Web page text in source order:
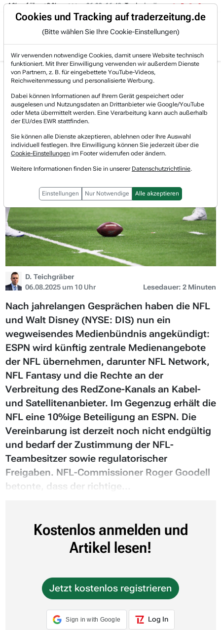
Trading-Room
% auf über +3 %. 06.08. 16:49 Trade des Tages 06.08.
Gratis Account Login
Jetzt registrieren und gratis Artikel lesen.
Bereits bei TraderFox registriert? Jetzt anmelden!
Home Börsen-Nachrichten
Hot-News
Disney und NFL besiegeln historische Medienallianz
Walt Disney Watchlist
Disney und NFL besiegeln
historische Medienallianz
D. Teichgräber
06.08.2025 um 10 Uhr
Lesedauer: 2 Minuten
Nach jahrelangen Gesprächen haben die NFL
und Walt Disney (NYSE: DIS) nun ein
wegweisendes Medienbündnis angekündigt:
ESPN wird künftig zentrale Medienangebote
der NFL übernehmen, darunter NFL Network,
NFL Fantasy und die Rechte an der
Verbreitung des RedZone-Kanals an Kabel-
und Satellitenanbieter. Im Gegenzug erhält die
NFL eine 10%ige Beteiligung an ESPN. Die
Vereinbarung ist derzeit noch nicht endgültig
und bedarf der Zustimmung der NFL-
Teambesitzer sowie regulatorischer
Freigaben. NFL-Commissioner Roger Goodell
betonte, dass der richtige...
Kostenlos anmelden und
Artikel lesen!
Jetzt kostenlos registrieren
Sign in with Google Log In
Cookies und Tracking auf traderzeitung.de
(Bitte wählen Sie Ihre Cookie-Einstellungen)
Wir verwenden notwendige Cookies, damit unsere Website technisch
funktioniert. Mit Ihrer Einwilligung verwenden wir außerdem Dienste
von Partnern, z. B. für eingebettete YouTube-Videos,
Reichweitenmessung und personalisierte Werbung.
Dabei können Informationen auf Ihrem Gerät gespeichert oder
ausgelesen und Nutzungsdaten an Drittanbieter wie Google/YouTube
oder Meta übermittelt werden. Eine Verarbeitung kann auch außerhalb
der EU/des EWR stattfinden.
Sie können alle Dienste akzeptieren, ablehnen oder Ihre Auswahl
individuell festlegen. Ihre Einwilligung können Sie jederzeit über die
Cookie-Einstellungen im Footer widerrufen oder ändern.
Weitere Informationen finden Sie in unserer Datenschutzrichtlinie.
Einstellungen Nur Notwendige Alle akzeptieren